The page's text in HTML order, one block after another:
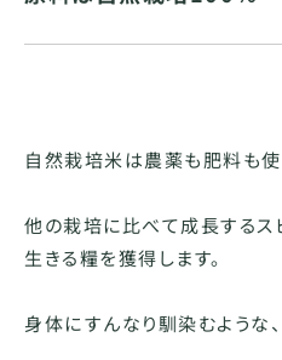
自然栽培米は農薬も肥料も使
他の栽培に比べて成長するス
生きる糧を獲得します。
身体にすんなり馴染むような